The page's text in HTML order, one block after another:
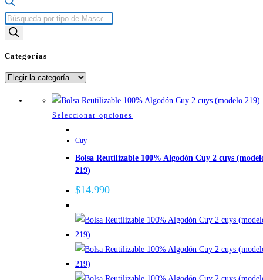
Búsqueda
de
Categorías
Categorías
Seleccionar opciones
múltiples
se
elegir
la
Cuy
Bolsa Reutilizable 100% Algodón Cuy 2 cuys
219)
$14.990